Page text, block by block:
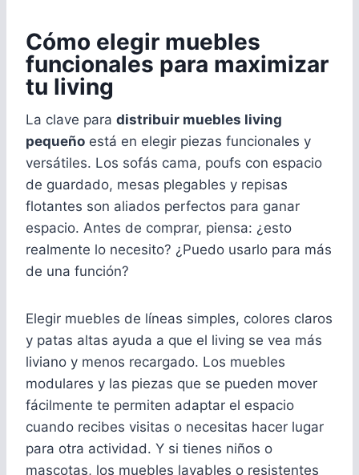
Cómo elegir muebles
funcionales para maximizar
tu living
La clave para distribuir muebles living
pequeño está en elegir piezas funcionales y
versátiles. Los sofás cama, poufs con espacio
de guardado, mesas plegables y repisas
flotantes son aliados perfectos para ganar
espacio. Antes de comprar, piensa: ¿esto
realmente lo necesito? ¿Puedo usarlo para más
de una función?
Elegir muebles de líneas simples, colores claros
y patas altas ayuda a que el living se vea más
liviano y menos recargado. Los muebles
modulares y las piezas que se pueden mover
fácilmente te permiten adaptar el espacio
cuando recibes visitas o necesitas hacer lugar
para otra actividad. Y si tienes niños o
mascotas, los muebles lavables o resistentes